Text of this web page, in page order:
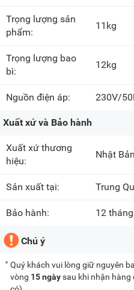
Trọng lượng sản
phẩm:
11kg
Trọng lượng bao
bì:
12kg
Nguồn điện áp: 230V/
Xuất xứ và Bảo hành
Xuất xứ thương
hiệu:
Nhật Bản
Sản xuất tại: Trung
Bảo hành: 12
Chú ý
Quý khách vui lòng giữ nguyên
vòng 15 ngàysau khi nhận hàng